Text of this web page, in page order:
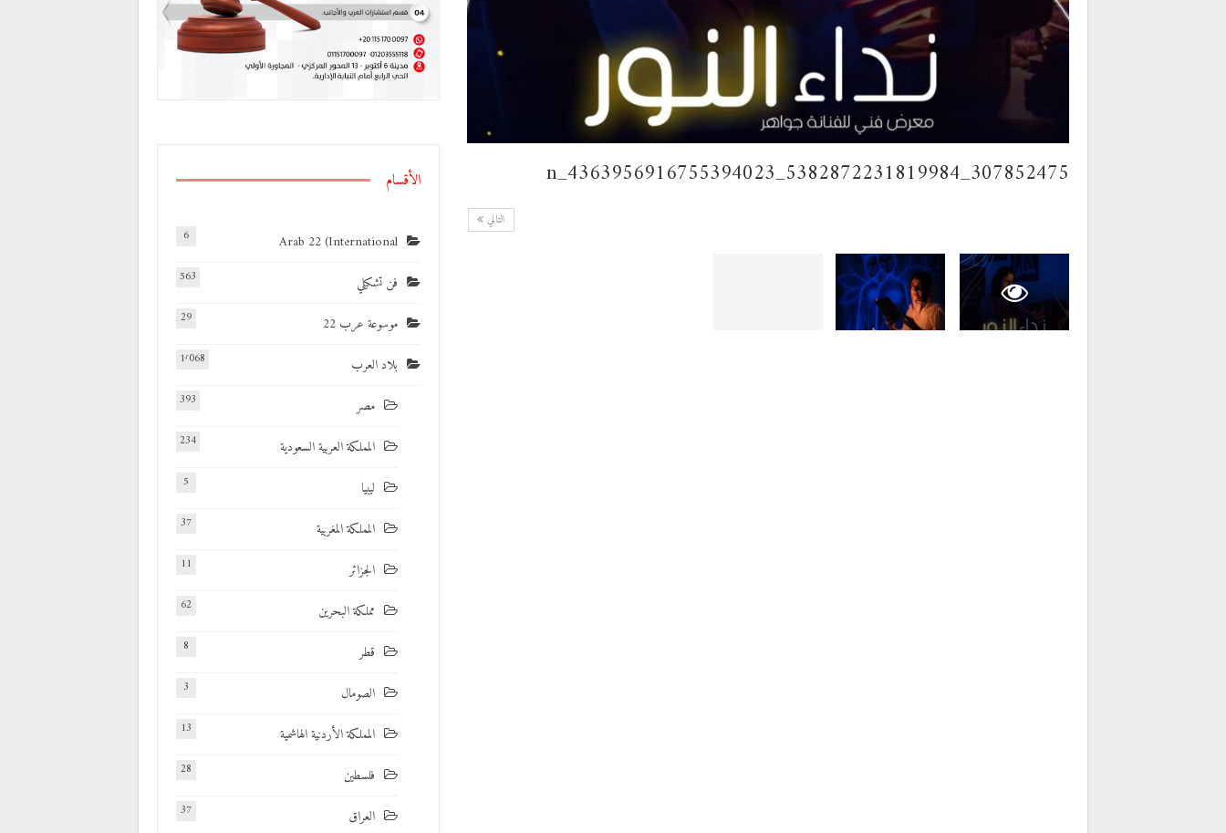
307852475_5382872231819984_4363956916755394023_n
التالي
الأقسام
Arab 22 (International
6
فن تشكيلي 563
موسوعة عرب 22 29
بلاد العرب 1٬068
مصر 393
المملكة العربية السعودية 234
ليبيا 5
المملكة المغربية 37
الجزائر 11
مملكة البحرين 62
قطر 8
الصومال 3
المملكة الأردنية الهاشمية 13
فلسطين 28
العراق 37